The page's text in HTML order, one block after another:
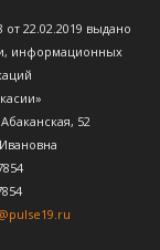
22.02.2019 выдано
информационных
52